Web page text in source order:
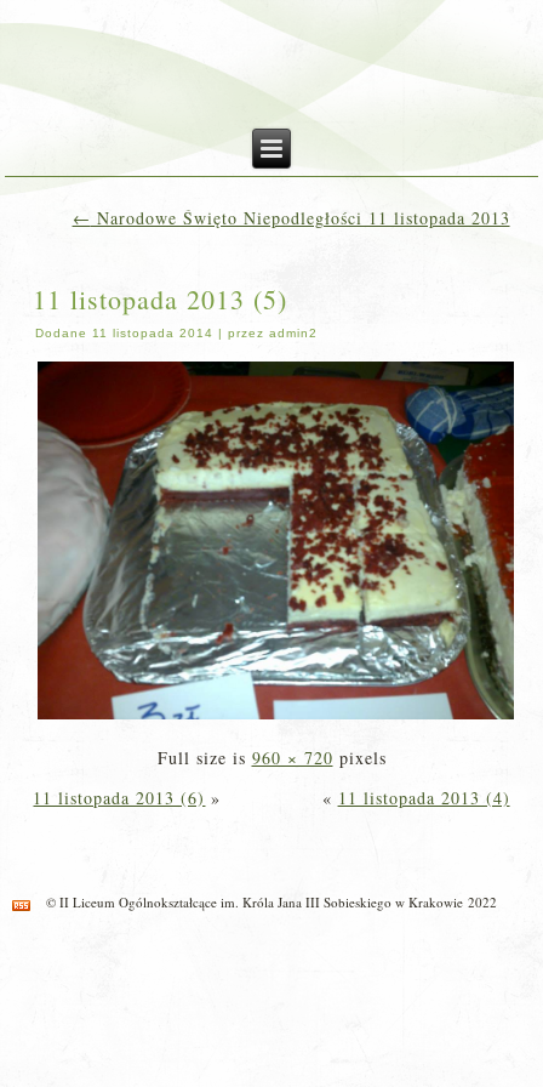
← Narodowe Święto Niepodległości 11 listopada 2013
11 listopada 2013 (5)
Dodane 11 listopada 2014 |przez admin2
Full size is 960 × 720 pixels
11 listopada 2013 (6) » « 11 listopada 2013 (4)
© II Liceum Ogólnokształcące im. Króla Jana III Sobieskiego w Krakowie 2022